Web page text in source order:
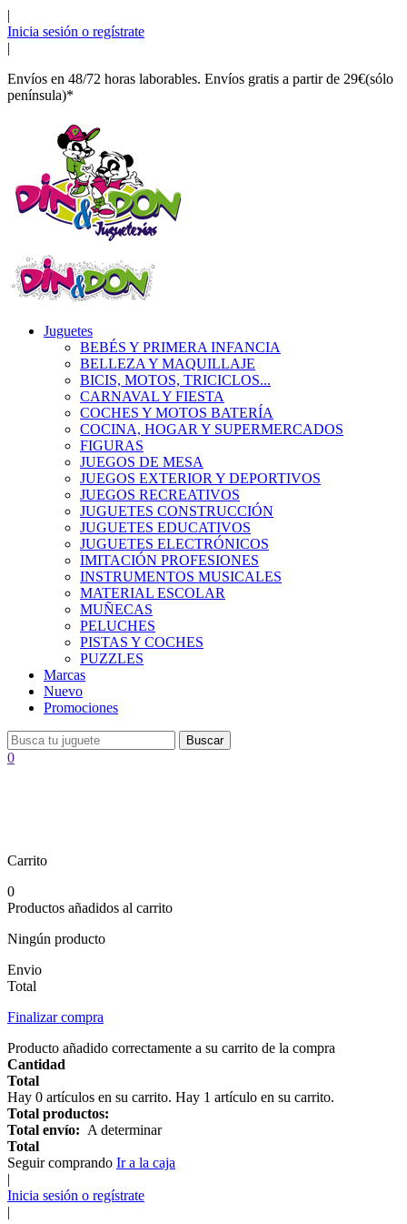
|
Inicia sesión o regístrate
|
Envíos en 48/72 horas laborables. Envíos gratis a partir de 29€(sólo
península)*
Juguetes
BEBÉS Y PRIMERA INFANCIA
BELLEZA Y MAQUILLAJE
BICIS, MOTOS, TRICICLOS...
CARNAVAL Y FIESTA
COCHES Y MOTOS BATERÍA
COCINA, HOGAR Y SUPERMERCADOS
FIGURAS
JUEGOS DE MESA
JUEGOS EXTERIOR Y DEPORTIVOS
JUEGOS RECREATIVOS
JUGUETES CONSTRUCCIÓN
JUGUETES EDUCATIVOS
JUGUETES ELECTRÓNICOS
IMITACIÓN PROFESIONES
INSTRUMENTOS MUSICALES
MATERIAL ESCOLAR
MUÑECAS
PELUCHES
PISTAS Y COCHES
PUZZLES
Marcas
Nuevo
Promociones
Buscar
0
Carrito
0
Productos añadidos al carrito
Ningún producto
Envio
Total
Finalizar compra
Producto añadido correctamente a su carrito de la compra
Cantidad
Total
Hay 0 artículos en su carrito. Hay 1 artículo en su carrito.
Total productos:
Total envío: A determinar
Total
Seguir comprando Ir a la caja
|
Inicia sesión o regístrate
|